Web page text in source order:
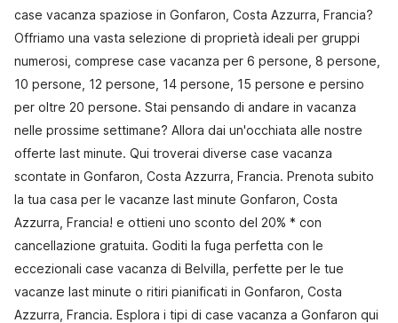
case vacanza spaziose in Gonfaron, Costa Azzurra, Francia?
Offriamo una vasta selezione di proprietà ideali per gruppi
numerosi, comprese case vacanza per 6 persone, 8 persone,
10 persone, 12 persone, 14 persone, 15 persone e persino
per oltre 20 persone. Stai pensando di andare in vacanza
nelle prossime settimane? Allora dai un'occhiata alle nostre
offerte last minute. Qui troverai diverse case vacanza
scontate in Gonfaron, Costa Azzurra, Francia. Prenota subito
la tua casa per le vacanze last minute Gonfaron, Costa
Azzurra, Francia! e ottieni uno sconto del 20% * con
cancellazione gratuita. Goditi la fuga perfetta con le
eccezionali case vacanza di Belvilla, perfette per le tue
vacanze last minute o ritiri pianificati in Gonfaron, Costa
Azzurra, Francia. Esplora i tipi di case vacanza a Gonfaron qui